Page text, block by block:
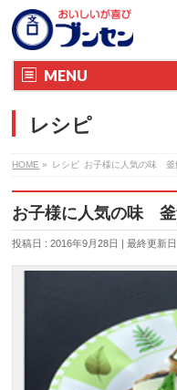
MENU
レシピ
HOME » レシピ お子様に人気の味 釜
お子様に人気の味 釜
投稿日 : 2016年9月28日 最終更新